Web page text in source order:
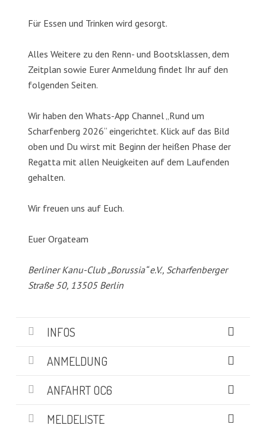
Für Essen und Trinken wird gesorgt.
Alles Weitere zu den Renn- und Bootsklassen, dem
Zeitplan sowie Eurer Anmeldung findet Ihr auf den
folgenden Seiten.
Wir haben den Whats-App Channel „Rund um
Scharfenberg 2026“ eingerichtet. Klick auf das Bild
oben und Du wirst mit Beginn der heißen Phase der
Regatta mit allen Neuigkeiten auf dem Laufenden
gehalten.
Wir freuen uns auf Euch.
Euer Orgateam
Berliner Kanu-Club „Borussia“ e.V., Scharfenberger
Straße 50, 13505 Berlin
INFOS
ANMELDUNG
ANFAHRT OC6
MELDELISTE